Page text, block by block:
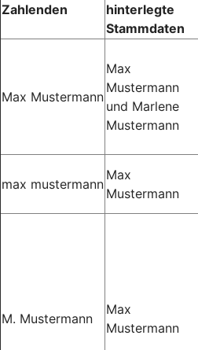
Zahlenden
hinterlegte
Stammdaten
Max Mustermann
Max
Mustermann
und Marlene
Mustermann
max mustermann
Max
Mustermann
M. Mustermann
Max
Mustermann